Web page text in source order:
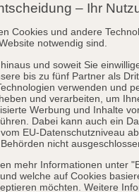
– Ihr
Cookies und andere
notwendig sind.
und soweit Sie
bis zu fünf Partner als
verwenden und
und verarbeiten, um
Werbung und Inhalte
Dabei kann auch ein
EU-Datenschutzniveau
nicht
mehr Informationen unter
welche auf Cookies
möchten. Weitere